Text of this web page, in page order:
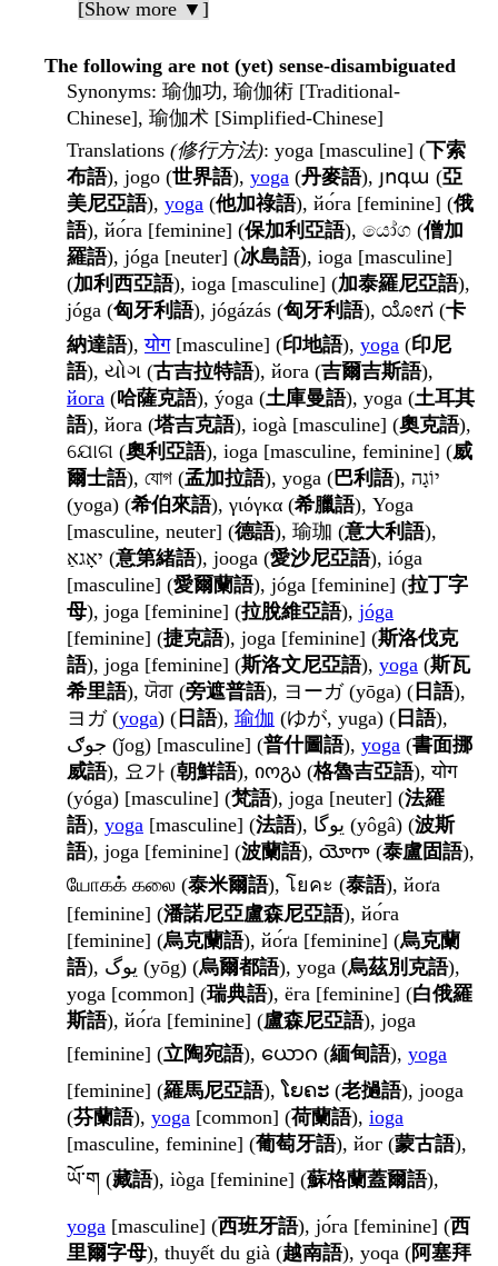
[Show more ▼]
The following are not (yet) sense-disambiguated
Synonyms: 瑜伽功, 瑜伽術 [Traditional-
Chinese], 瑜伽术 [Simplified-Chinese]
Translations (修行方法): yoga [masculine] (下索
布語), jogo (世界語), yoga (丹麥語), յոգա (亞
美尼亞語), yoga (他加祿語), йо́га [feminine] (俄
語), йо́га [feminine] (保加利亞語), යෝග (僧加
羅語), jóga [neuter] (冰島語), ioga [masculine]
(加利西亞語), ioga [masculine] (加泰羅尼亞語),
jóga (匈牙利語), jógázás (匈牙利語), ಯೋಗ (卡
納達語),योग[masculine] (印地語), yoga (印尼
語), યોગ (古吉拉特語), йога (吉爾吉斯語),
йога (哈薩克語), ýoga (土庫曼語), yoga (土耳其
語), йога (塔吉克語), iogà [masculine] (奧克語),
ଯୋଗ (奧利亞語), ioga [masculine, feminine] (威
爾士語), যোগ (孟加拉語), yoga (巴利語), יוֹגָה
(yoga) (希伯來語), γιόγκα (希臘語), Yoga
[masculine, neuter] (德語), 瑜珈 (意大利語),
יאָגאַ (意第緒語), jooga (愛沙尼亞語), ióga
[masculine] (愛爾蘭語), jóga [feminine] (拉丁字
母), joga [feminine] (拉脫維亞語), jóga
[feminine] (捷克語), joga [feminine] (斯洛伐克
語), joga [feminine] (斯洛文尼亞語), yoga (斯瓦
希里語), ਯੋਗ (旁遮普語), ヨーガ (yōga) ( 日語),
ヨガ (yoga) ( 日語), 瑜伽 (ゆが, yuga) ( 日語),
جوګ (ǰog) [masculine] (普什圖語), yoga (書面挪
威語), 요가 (朝鮮語), იოგა (格魯吉亞語), योग
(yóga) [masculine] (梵語), joga [neuter] (法羅
語), yoga [masculine] (法語 ), یوگا (yôgâ) (波斯
語), joga [feminine] (波蘭語), యోగా (泰盧固語),
யோகக் கலை (泰米爾語), โยคะ (泰語), йоґа
[feminine] (潘諾尼亞盧森尼亞語), йо́га
[feminine] (烏克蘭語), йо́ґа [feminine] (烏克蘭
語
), یوگ (yōg) (烏爾都語), yoga (烏茲別克語),
yoga [common] (瑞典語), ёга [feminine] (白俄羅
斯語), йо́ґа [feminine] (盧森尼亞語), joga
[feminine] (立陶宛語), ယောဂ (緬甸語), yoga
[feminine] (羅馬尼亞語), ໂຍຄະ (老撾語), jooga
(芬蘭語), yoga [common] (荷蘭語), ioga
[masculine, feminine] (葡萄牙語), йог (蒙古語),
ཡོ་ག (藏語), iòga [feminine] (蘇格蘭蓋爾語),
yoga [masculine] (西班牙語), јо́га [feminine] (西
里爾字母), thuyết du già (越南語), yoqa (阿塞拜